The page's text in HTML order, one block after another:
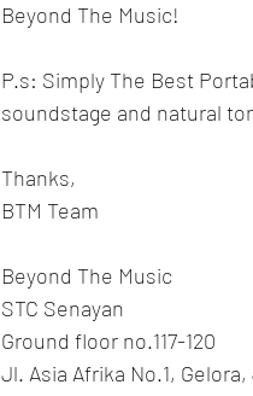
Beyond The Music!
P.s: Simply The Best
soundstage and natural
Thanks,
BTM Team
Beyond The Music
STC Senayan
Ground floor no.117-120
Jl. Asia Afrika No.1, Gelora,